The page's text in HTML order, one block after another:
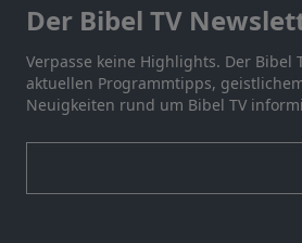
Der Bibel TV
Verpasse keine Highlights. Der Bibel
aktuellen Programmtipps,
Neuigkeiten rund um Bibel TV